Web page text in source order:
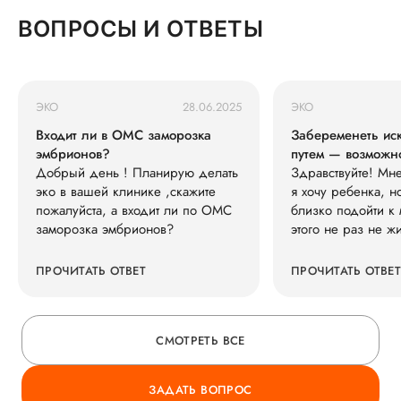
ВОПРОСЫ И ОТВЕТЫ
ЭКО 28.06.2025
Входит ли в ОМС заморозка
эмбрионов?
Добрый день ! Планирую делать
эко в вашей клинике ,скажите
пожалуйста, а входит ли по ОМС
заморозка эмбрионов?
ПРОЧИТАТЬ ОТВЕТ
ЭКО
Забеременеть
путем —
Здравствуйте!
я хочу ребенка,
близко подойти
этого не раз не
способом
ПРОЧИТАТЬ ОТВЕТ
СМОТРЕТЬ ВСЕ
ЗАДАТЬ ВОПРОС